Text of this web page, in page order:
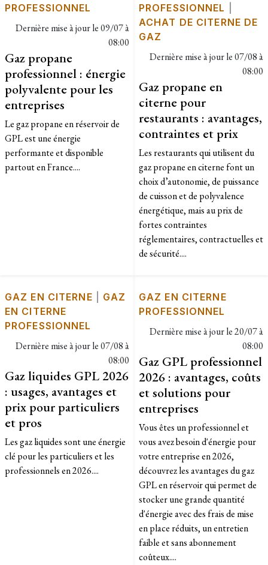
PROFESSIONNEL
Dernière mise à jour le09/07 à
08:00
Gaz propane
professionnel : énergie
polyvalente pour les
entreprises
Le gaz propane en réservoir de
GPL est une énergie
performante et disponible
partout en France....
PROFESSIONNEL
ACHAT DE CITERNE DE
GAZ
Dernière mise à jour le07/08 à
08:00
Gaz propane en
citerne pour
restaurants : avantages,
contraintes et prix
Les restaurants qui utilisent du
gaz propane en citerne font un
choix d’autonomie, de puissance
de cuisson et de polyvalence
énergétique, mais au prix de
fortes contraintes
réglementaires, contractuelles et
de sécurité....
GAZ EN CITERNE
GAZ
EN CITERNE
PROFESSIONNEL
Dernière mise à jour le07/08 à
08:00
Gaz liquides GPL 2026
: usages, avantages et
prix pour particuliers
et pros
Les gaz liquides sont une énergie
clé pour les particuliers et les
professionnels en 2026....
GAZ EN CITERNE
PROFESSIONNEL
Dernière mise à jour le20/07 à
08:00
Gaz GPL professionnel
2026 : avantages, coûts
et solutions pour
entreprises
Vous êtes un professionnel et
vous avez besoin d'énergie pour
votre entreprise en 2026,
découvrez les avantages du gaz
GPL en réservoir qui permet de
stocker une grande quantité
d'énergie avec des frais de mise
en place réduits, un entretien
faible et sans abonnement
coûteux....